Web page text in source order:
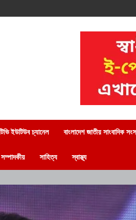
ইউটিউব চ্যানেল বাংলাদেশ জাতীয় সাংবাদিক
সম্পাদকীয় সাহিত্য স্বাস্থ্য